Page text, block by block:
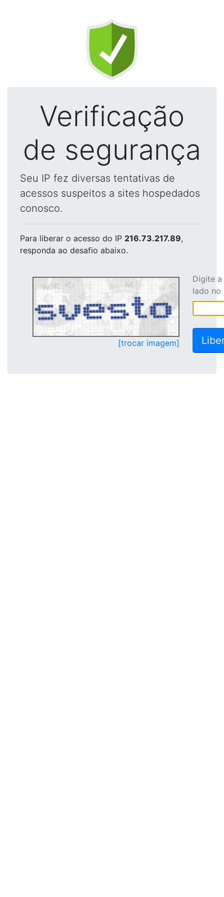
Verificação
de segurança
Seu IP fez diversas tentativas de
acessos suspeitos a sites hospedados
conosco.
Para liberar o acesso do IP 216.73.217.89,
responda ao desafio abaixo.
[trocar imagem]
Digite
lado no